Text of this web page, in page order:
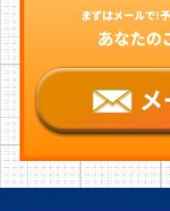
まずはメールで!
あなたの